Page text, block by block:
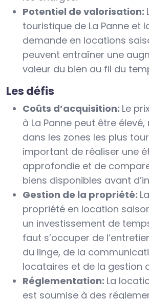
Potentiel de valorisation:
touristique de La Panne et
demande en locations
peuvent entraîner une
valeur du bien au fil du
Les défis
Coûts d’acquisition: Le
à La Panne peut être
dans les zones les plus
important de réaliser une
approfondie et de
biens disponibles avant
Gestion de la propriété:
propriété en location
un investissement de
faut s’occuper de
du linge, de la
locataires et de la gestion
Réglementation: La
est soumise à des